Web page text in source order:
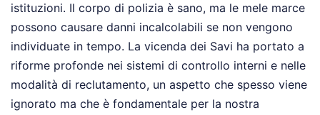
istituzioni. Il corpo di polizia è sano, ma le mele marce
possono causare danni incalcolabili se non vengono
individuate in tempo. La vicenda dei Savi ha portato a
riforme profonde nei sistemi di controllo interni e nelle
modalità di reclutamento, un aspetto che spesso viene
ignorato ma che è fondamentale per la nostra